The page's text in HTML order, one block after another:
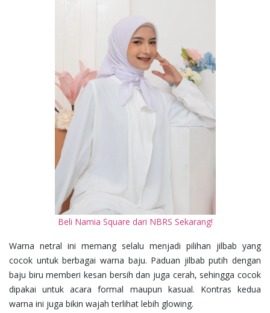
Beli Namia Square dari NBRS Sekarang!
Warna netral ini memang selalu menjadi pilihan jilbab yang
cocok untuk berbagai warna baju. Paduan jilbab putih dengan
baju biru memberi kesan bersih dan juga cerah, sehingga cocok
dipakai untuk acara formal maupun kasual. Kontras kedua
warna ini juga bikin wajah terlihat lebih glowing.